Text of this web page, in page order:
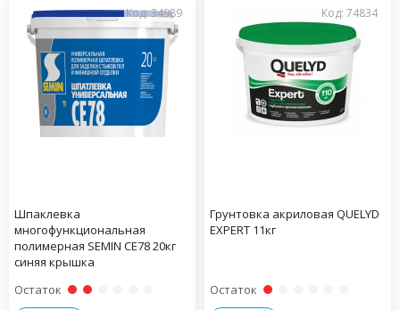
Код: 34989
Шпаклевка
многофункциональная
полимерная SEMIN СЕ78 20кг
синяя крышка
Остаток
Код: 74834
Грунтовка акриловая QUELYD
EXPERT 11кг
Остаток